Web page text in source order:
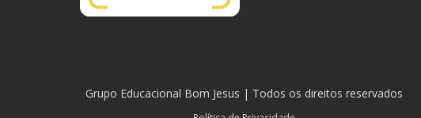
Grupo Educacional Bom Jesus | Todos os direitos reservados